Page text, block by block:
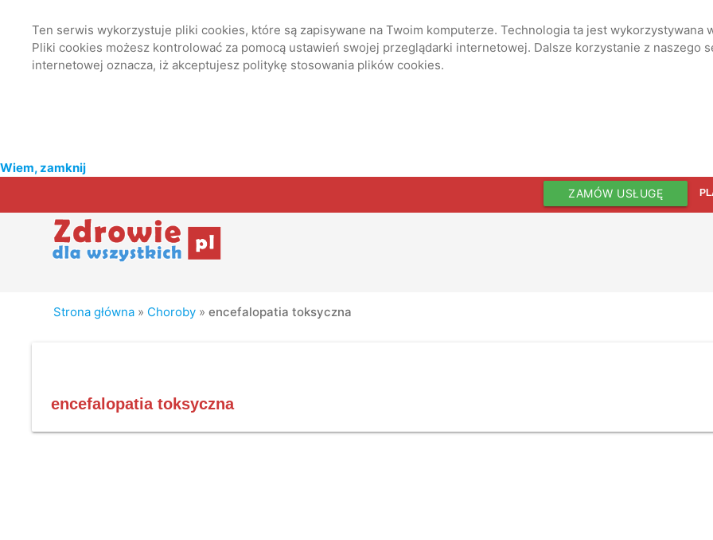
Ten serwis wykorzystuje pliki cookies, które są zapisywane na Twoim komputerze. Technologia ta jest
Pliki cookies możesz kontrolować za pomocą ustawień swojej przeglądarki internetowej. Dalsze korzystanie z
internetowej oznacza, iż akceptujesz politykę stosowania plików cookies.
Wiem, zamknij
ZAMÓW USŁUGĘ
Strona główna » Choroby »encefalopatia toksyczna
encefalopatia toksyczna